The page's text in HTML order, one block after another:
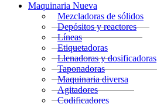
Maquinaria Nueva
Mezcladoras de sólidos
Depósitos y reactores
Líneas
Etiquetadoras
Llenadoras y dosificadoras
Taponadoras
Maquinaria diversa
Agitadores
Codificadores